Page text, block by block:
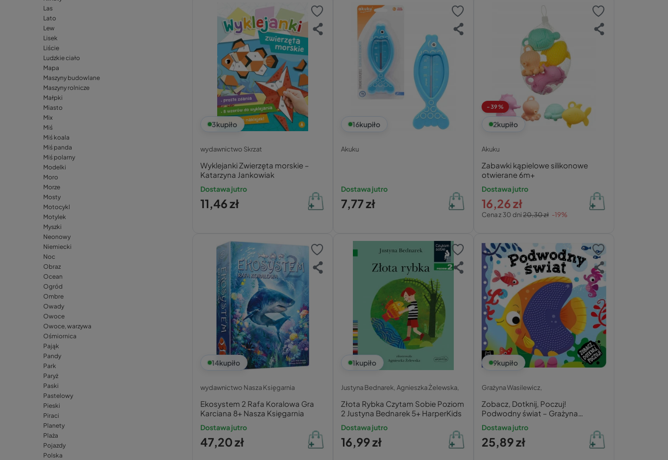
Las
Lato
Lew
Lisek
Liście
Ludzkie ciało
Mapa
Maszyny budowlane
Maszyny rolnicze
Małpki
Miasto
Mix
Miś
Miś koala
Miś panda
Miś polarny
Modelki
Moro
Morze
Mosty
Motocykl
Motylek
Myszki
Neonowy
Niemiecki
Noc
Obraz
Ocean
Ogród
Ombre
Owady
Owoce
Owoce, warzywa
Ośmiornica
Pająk
Pandy
Park
Paryż
Paski
Pastelowy
Pieski
Piraci
Planety
Plaża
Pojazdy
Polska
3kupiło
wydawnictwo Skrzat
Wyklejanki Zwierzęta morskie –
Katarzyna Jankowiak
Dostawa jutro
11,46 zł
16kupiło
Akuku
Dostawa jutro
7,77 zł
-39%
2kupiło
Akuku
Zabawki kąpielowe silikonowe
otwierane 6m+
Dostawa jutro
Cena z 30 dni20,30 zł -19%
16,26 zł
14kupiło
wydawnictwo Nasza Księgarnia
Ekosystem 2 Rafa Koralowa Gra
Karciana 8+ Nasza Księgarnia
Dostawa jutro
47,20 zł
1kupiło
Justyna Bednarek, Agnieszka Żelewska,
Złota Rybka Czytam Sobie Poziom
2 Justyna Bednarek 5+ HarperKids
Dostawa jutro
16,99 zł
9kupiło
Grażyna Wasilewicz,
Zobacz, Dotknij, Poczuj!
Podwodny świat – Grażyna
Wasilewicz
Dostawa jutro
25,89 zł